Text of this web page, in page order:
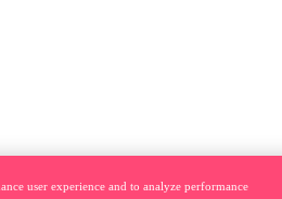
user experience and to analyze performance